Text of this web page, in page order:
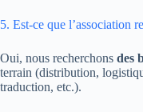
5. Est-ce que l’association
Oui, nous recherchons des
terrain (distribution,
traduction, etc.).